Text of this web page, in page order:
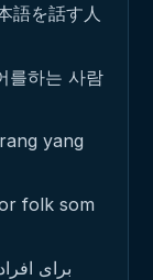
語を話す人
를하는 사람
yang
folk som